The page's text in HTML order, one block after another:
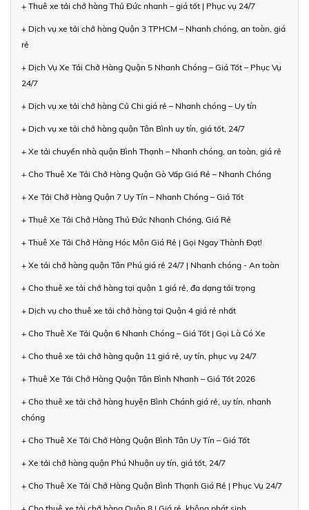
+ Thuê xe tải chở hàng Thủ Đức nhanh – giá tốt | Phục vụ 24/7
+ Dịch vụ xe tải chở hàng Quận 3 TPHCM – Nhanh chóng, an toàn, giá
rẻ
+ Dịch Vụ Xe Tải Chở Hàng Quận 5 Nhanh Chóng – Giá Tốt – Phục Vụ
24/7
+ Dịch vụ xe tải chở hàng Củ Chi giá rẻ – Nhanh chóng – Uy tín
+ Dịch vụ xe tải chở hàng quận Tân Bình uy tín, giá tốt, 24/7
+ Xe tải chuyển nhà quận Bình Thạnh – Nhanh chóng, an toàn, giá rẻ
+ Cho Thuê Xe Tải Chở Hàng Quận Gò Vấp Giá Rẻ – Nhanh Chóng
+ Xe Tải Chở Hàng Quận 7 Uy Tín – Nhanh Chóng – Giá Tốt
+ Thuê Xe Tải Chở Hàng Thủ Đức Nhanh Chóng, Giá Rẻ
+ Thuê Xe Tải Chở Hàng Hóc Môn Giá Rẻ | Gọi Ngay Thành Đạt!
+ Xe tải chở hàng quận Tân Phú giá rẻ 24/7 | Nhanh chóng - An toàn
+ Cho thuê xe tải chở hàng tại quận 1 giá rẻ, đa dạng tải trọng
+ Dịch vụ cho thuê xe tải chở hàng tại Quận 4 giá rẻ nhất
+ Cho Thuê Xe Tải Quận 6 Nhanh Chóng – Giá Tốt | Gọi Là Có Xe
+ Cho thuê xe tải chở hàng quận 11 giá rẻ, uy tín, phục vụ 24/7
+ Thuê Xe Tải Chở Hàng Quận Tân Bình Nhanh – Giá Tốt 2026
+ Cho thuê xe tải chở hàng huyện Bình Chánh giá rẻ, uy tín, nhanh
chóng
+ Cho Thuê Xe Tải Chở Hàng Quận Bình Tân Uy Tín – Giá Tốt
+ Xe tải chở hàng quận Phú Nhuận uy tín, giá tốt, 24/7
+ Cho Thuê Xe Tải Chở Hàng Quận Bình Thạnh Giá Rẻ | Phục Vụ 24/7